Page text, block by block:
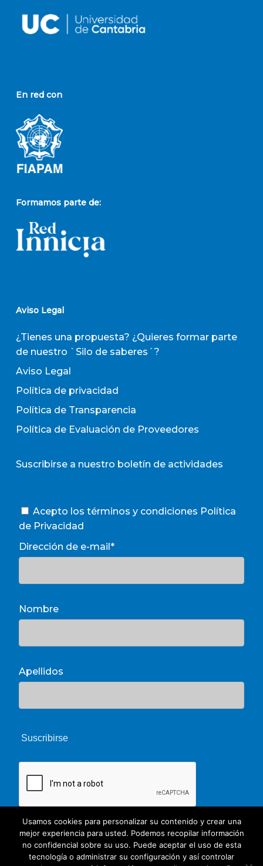
En red con
Formamos parte de:
Aviso Legal
¿Tienes una propuesta? ¿Quieres formar parte
de nuestro `Silo de saberes´?
Aviso Legal
Política de privacidad
Política de Transparencia
Política de Evaluación de Proveedores
Suscribirse a nuestro boletín de actividades
Acepto los términos y condiciones Política
de Privacidad
Dirección de e-mail*
Nombre
Apellidos
Usamos cookies para personalizar su contenido y crear una
mejor experiencia para usted. Podemos recopilar información
no confidencial sobre su uso. Puede aceptar el uso de esta
tecnología o administrar su configuración y así controlar